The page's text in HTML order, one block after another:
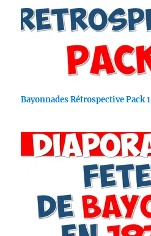
Bayonnades Rétrospective Pack 1